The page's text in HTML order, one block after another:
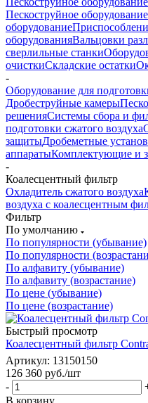
Пескоструйное оборудование
оборудование
оборудованияВальцовки
сверлильные станки
очисткиСкладские остатки
-
Оборудование для
Дробеструйные камеры
решенияСистемы сбора и
подготовки сжатого воздуха
защитыДробеметные
аппаратыКомплектующие и
-
Коалесцентный фильтр
Охладитель сжатого воздуха
воздуха с коалесцентным
Фильтр
По умолчанию
По популярности (убывание)
По популярности
По алфавиту (убывание)
По алфавиту (возрастание)
По цене (убывание)
По цене (возрастание)
Быстрый просмотр
Коалесцентный фильтр
Артикул: 13150150
126 360 руб./шт
-
В корзину